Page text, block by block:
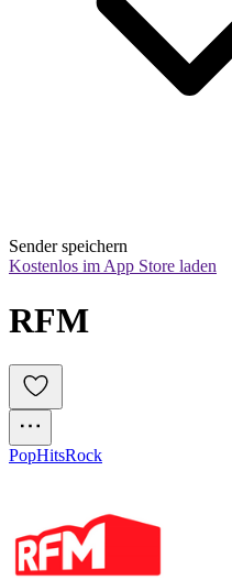
Sender speichern
Kostenlos im App Store laden
RFM
PopHitsRock